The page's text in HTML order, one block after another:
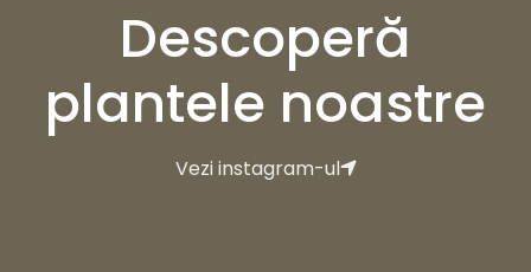
Descoperă
plantele noastre
Vezi instagram-ul